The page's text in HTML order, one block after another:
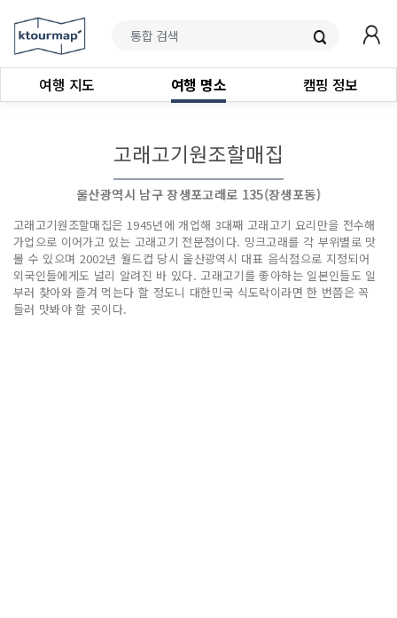
여행 지도 여행 명소 캠핑 정보
고래고기원조할매집
울산광역시 남구 장생포고래로 135(장생포동)
고래고기원조할매집은 1945년에 개업해 3대째 고래고기 요리만을 전수해
가업으로 이어가고 있는 고래고기 전문점이다. 밍크고래를 각 부위별로 맛
볼 수 있으며 2002년 월드컵 당시 울산광역시 대표 음식점으로 지정되어
외국인들에게도 널리 알려진 바 있다. 고래고기를 좋아하는 일본인들도 일
부러 찾아와 즐겨 먹는다 할 정도니 대한민국 식도락이라면 한 번쯤은 꼭
들러 맛봐야 할 곳이다.